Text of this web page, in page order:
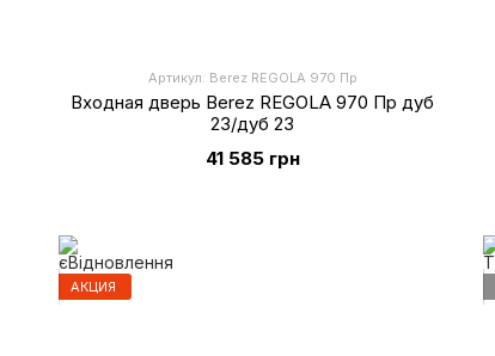
Артикул: Berez REGOLA 970 Пр
Входная дверь Berez REGOLA 970 Пр дуб
23/дуб 23
41 585 грн
АКЦИЯ